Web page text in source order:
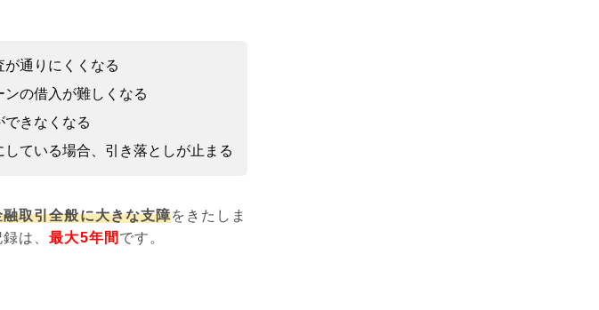
が通りにくくなる
の借入が難しくなる
できなくなる
ている場合、引き落としが止まる
融取引全般に大きな支障をきたしま
録は、最大5年間 です。